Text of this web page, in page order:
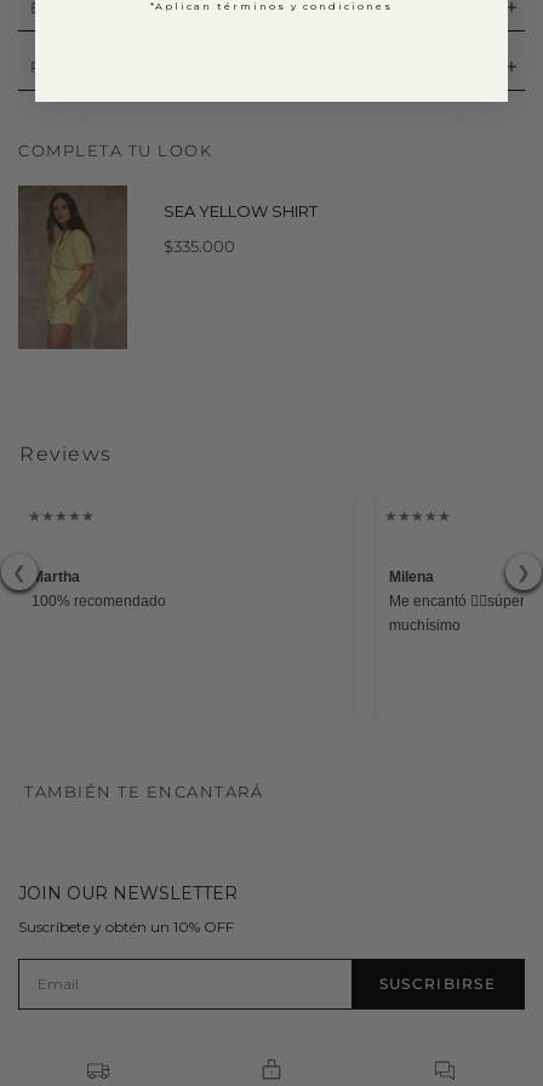
Envíos y entregas
Políticas de devolución
COMPLETA TU LOOK
SEA YELLOW SHIRT
$335.000
Reviews
❮ ❯
Martha
100% recomendado
Milena
Me encantó 👌🏻súper
muchísimo
TAMBIÉN TE ENCANTARÁ
JOIN OUR NEWSLETTER
Suscríbete y obtén un 10% OFF
SUSCRIBIRSE
*Aplican términos y condiciones